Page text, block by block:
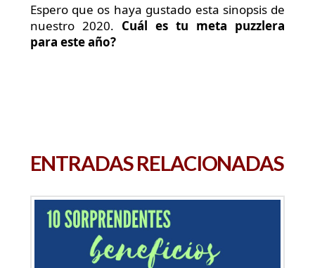
Espero que os haya gustado esta sinopsis de
nuestro 2020. Cuál es tu meta puzzlera
para este año?
ENTRADAS RELACIONADAS